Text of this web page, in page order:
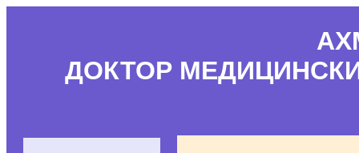
ДОКТОР